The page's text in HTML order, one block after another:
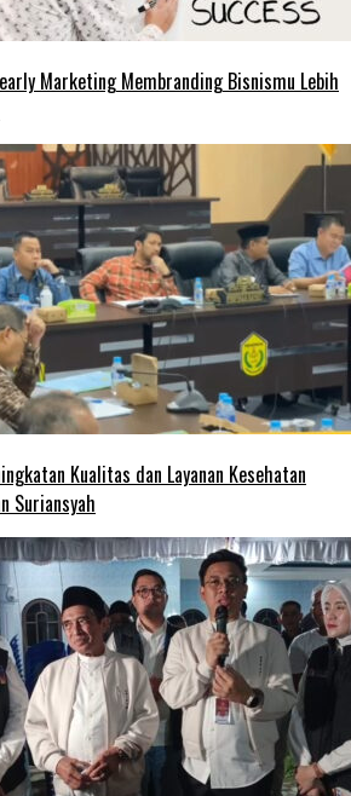
Marketing Membranding Bisnismu Lebih
Kualitas dan Layanan Kesehatan
Suriansyah